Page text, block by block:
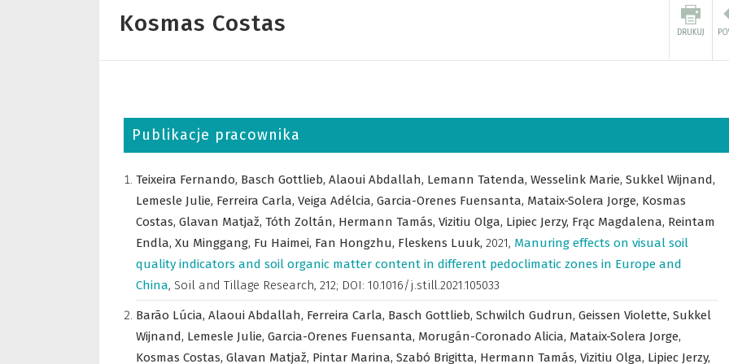
Kosmas Costas
Publikacje pracownika
Teixeira Fernando, Basch Gottlieb, Alaoui Abdallah, Lemann Tatenda, Wesselink Marie, Sukkel Wijnand,
Lemesle Julie, Ferreira Carla, Veiga Adélcia, Garcia-Orenes Fuensanta, Mataix-Solera Jorge, Kosmas
Costas, Glavan Matjaž, Tóth Zoltán, Hermann Tamás, Vizitiu Olga, Lipiec Jerzy, Frąc Magdalena, Reintam
Endla, Xu Minggang, Fu Haimei, Fan Hongzhu, Fleskens Luuk, 2021, Manuring effects on visual soil
quality indicators and soil organic matter content in different pedoclimatic zones in Europe and
China, Soil and Tillage Research, 212; DOI: 10.1016/j.still.2021.105033
Barão Lúcia, Alaoui Abdallah, Ferreira Carla, Basch Gottlieb, Schwilch Gudrun, Geissen Violette, Sukkel
Wijnand, Lemesle Julie, Garcia-Orenes Fuensanta, Morugán-Coronado Alicia, Mataix-Solera Jorge,
Kosmas Costas, Glavan Matjaž, Pintar Marina, Szabó Brigitta, Hermann Tamás, Vizitiu Olga, Lipiec Jerzy,